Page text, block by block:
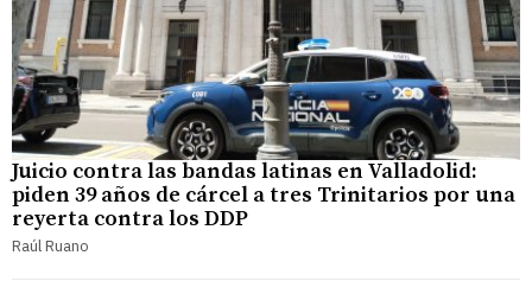
Juicio contra las bandas latinas en Valladolid:
piden 39 años de cárcel a tres Trinitarios por una
reyerta contra los DDP
Raúl Ruano